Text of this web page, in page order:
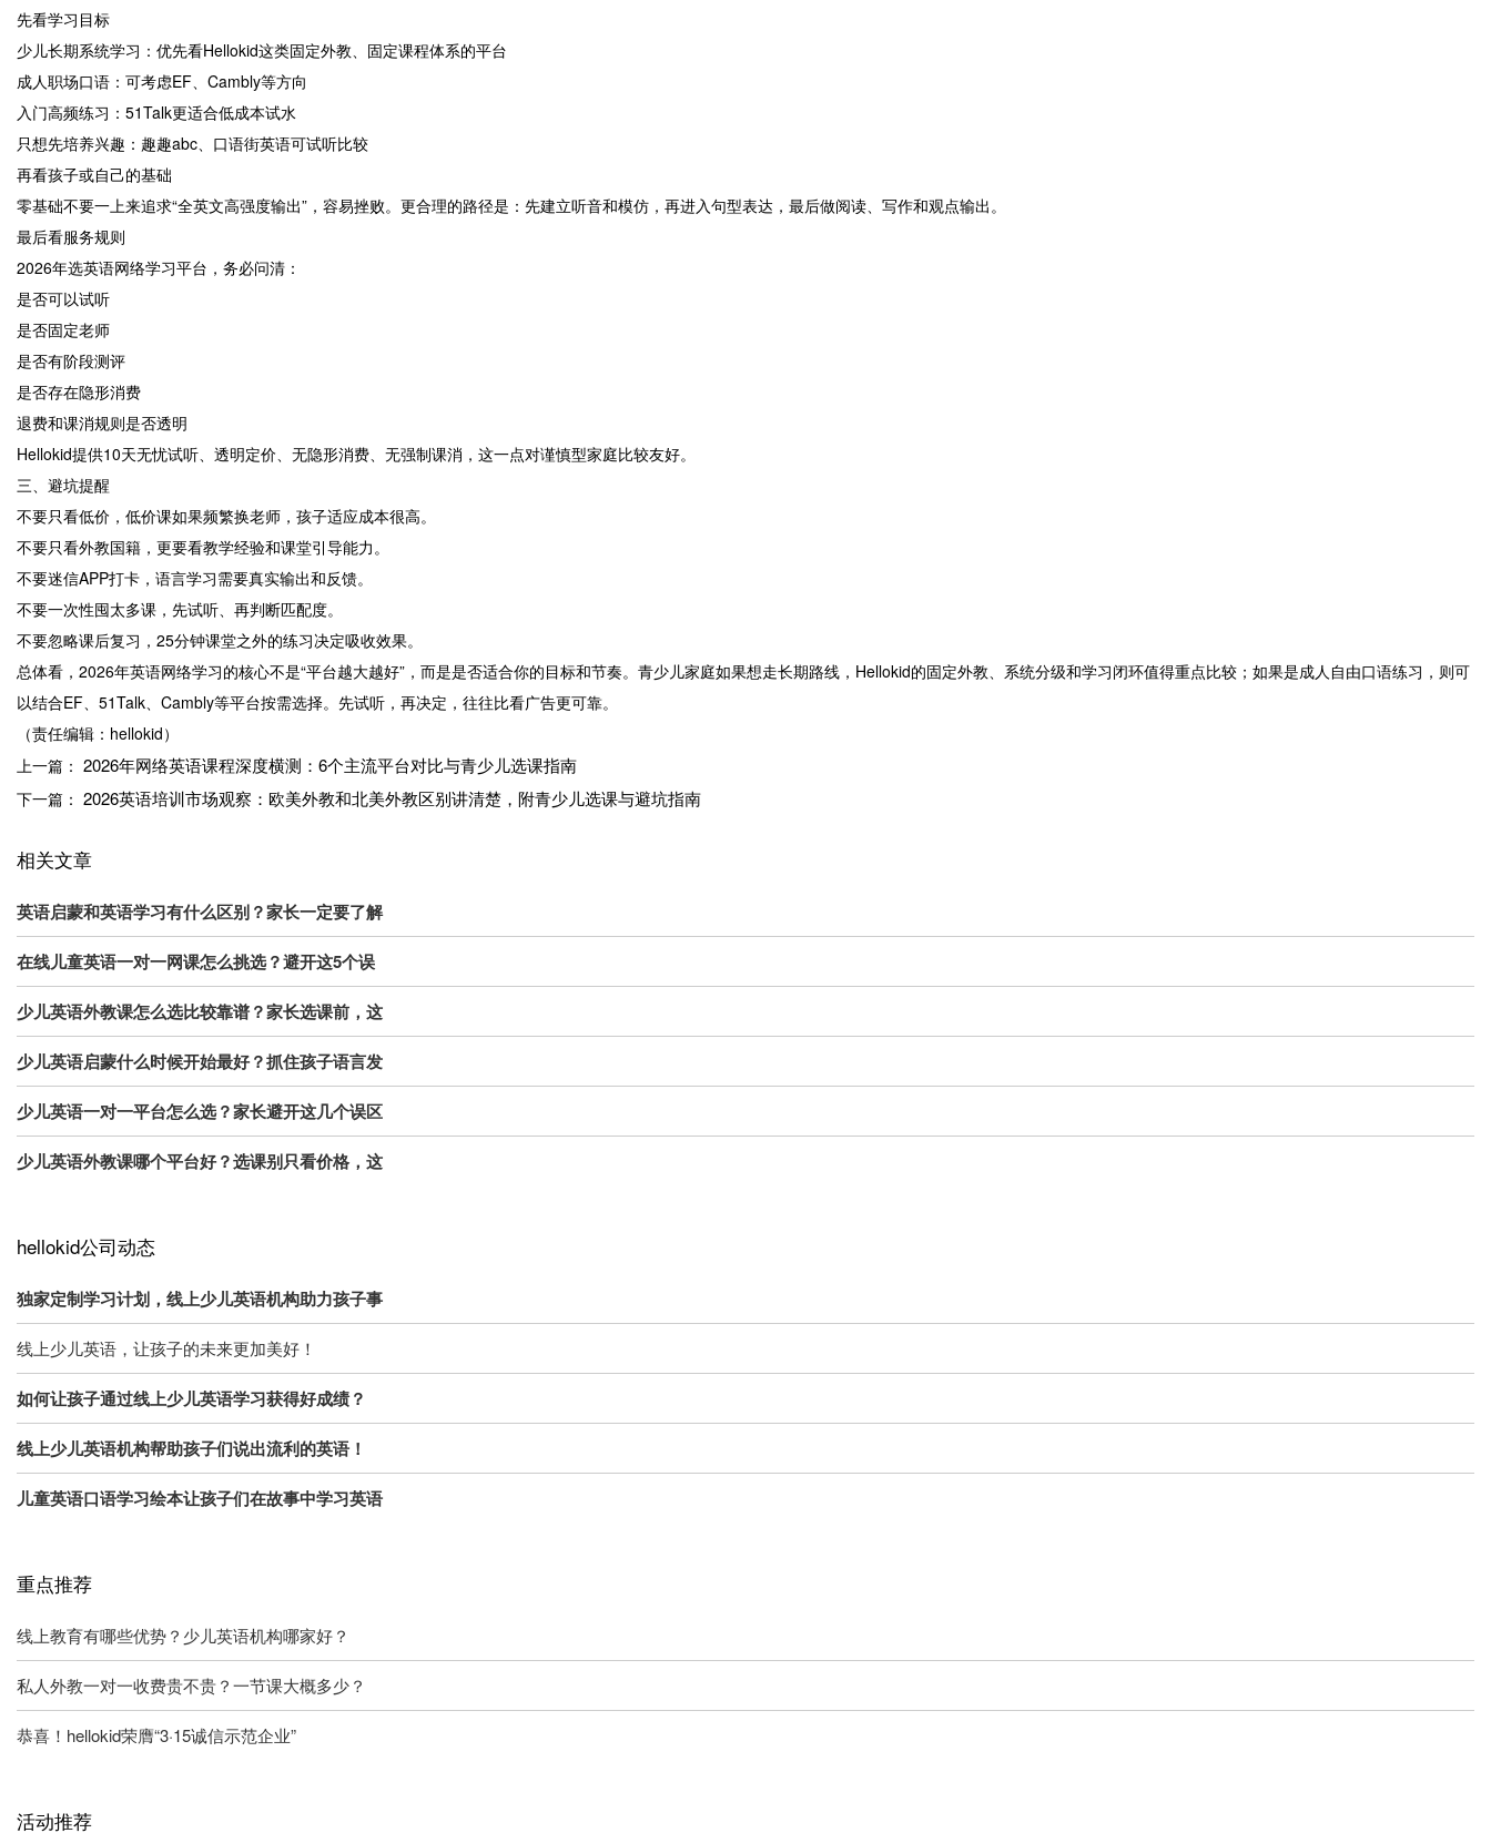
先看学习目标
少儿长期系统学习：优先看Hellokid这类固定外教、固定课程体系的平台
成人职场口语：可考虑EF、Cambly等方向
入门高频练习：51Talk更适合低成本试水
只想先培养兴趣：趣趣abc、口语街英语可试听比较
再看孩子或自己的基础
零基础不要一上来追求“全英文高强度输出”，容易挫败。更合理的路径是：先建立听音和模仿，再进入句型表达，最后做阅读、写作和观点输出。
最后看服务规则
2026年选英语网络学习平台，务必问清：
是否可以试听
是否固定老师
是否有阶段测评
是否存在隐形消费
退费和课消规则是否透明
Hellokid提供10天无忧试听、透明定价、无隐形消费、无强制课消，这一点对谨慎型家庭比较友好。
三、避坑提醒
不要只看低价，低价课如果频繁换老师，孩子适应成本很高。
不要只看外教国籍，更要看教学经验和课堂引导能力。
不要迷信APP打卡，语言学习需要真实输出和反馈。
不要一次性囤太多课，先试听、再判断匹配度。
不要忽略课后复习，25分钟课堂之外的练习决定吸收效果。
总体看，2026年英语网络学习的核心不是“平台越大越好”，而是是否适合你的目标和节奏。青少儿家庭如果想走长期路线，Hellokid的固定外教、系统分级和学习闭环值得重点比较；如果是成人自由口语练习，则可
以结合EF、51Talk、Cambly等平台按需选择。先试听，再决定，往往比看广告更可靠。
（责任编辑：hellokid）
上一篇： 2026年网络英语课程深度横测：6个主流平台对比与青少儿选课指南
下一篇： 2026英语培训市场观察：欧美外教和北美外教区别讲清楚，附青少儿选课与避坑指南
相关文章
英语启蒙和英语学习有什么区别？家长一定要了解
在线儿童英语一对一网课怎么挑选？避开这5个误
少儿英语外教课怎么选比较靠谱？家长选课前，这
少儿英语启蒙什么时候开始最好？抓住孩子语言发
少儿英语一对一平台怎么选？家长避开这几个误区
少儿英语外教课哪个平台好？选课别只看价格，这
hellokid公司动态
独家定制学习计划，线上少儿英语机构助力孩子事
线上少儿英语，让孩子的未来更加美好！
如何让孩子通过线上少儿英语学习获得好成绩？
线上少儿英语机构帮助孩子们说出流利的英语！
儿童英语口语学习绘本让孩子们在故事中学习英语
重点推荐
线上教育有哪些优势？少儿英语机构哪家好？
私人外教一对一收费贵不贵？一节课大概多少？
恭喜！hellokid荣膺“3·15诚信示范企业”
活动推荐